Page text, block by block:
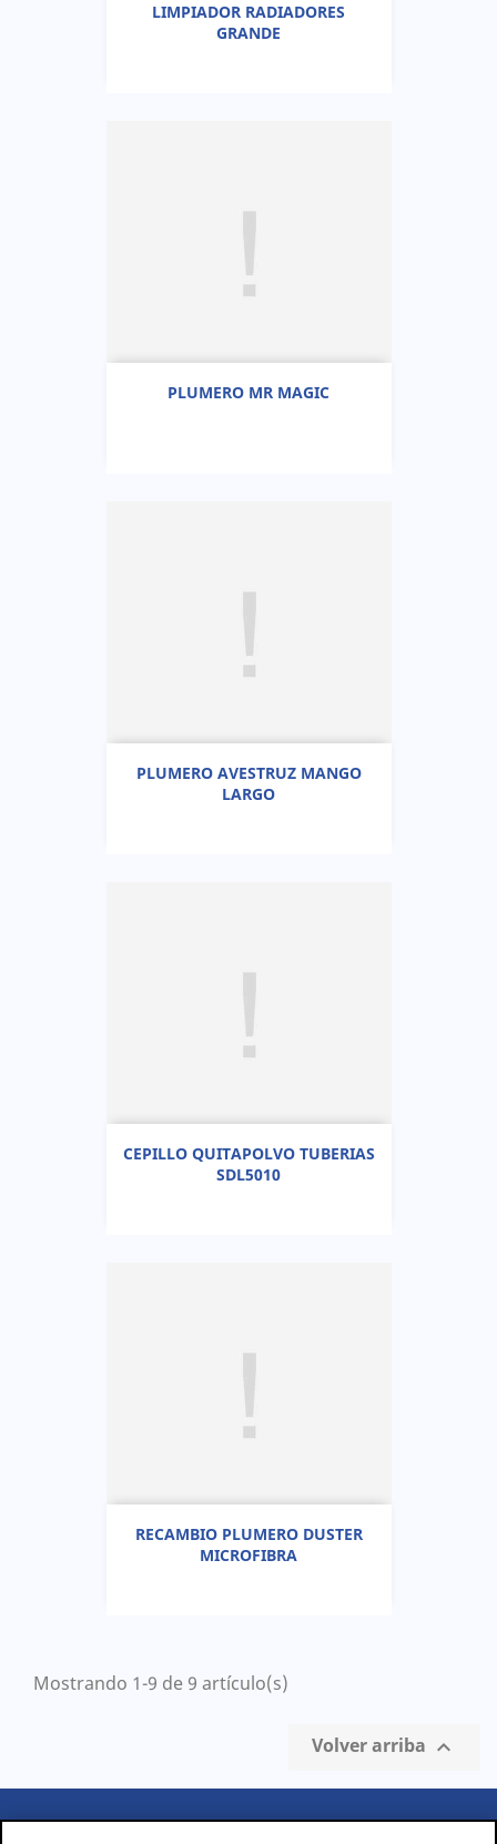
LIMPIADOR RADIADORES
GRANDE
PLUMERO MR MAGIC
PLUMERO AVESTRUZ MANGO
LARGO
CEPILLO QUITAPOLVO TUBERIAS
SDL5010
RECAMBIO PLUMERO DUSTER
MICROFIBRA
Mostrando 1-9 de 9 artículo(s)
Volver arriba 